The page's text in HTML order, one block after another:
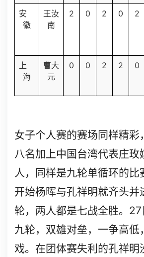
安
徽
王汝
南
2 0 2 0 2
上
海
曹大
元
0 0 2 2 0
女子个人赛的赛场同样精彩
八名加上中国台湾代表庄玫
人，同样是九轮单循环的比
开始杨晖与孔祥明就齐头并
轮，两人都是七战全胜。 27
九轮，双雄对垒，一争高低
戏。在团体赛失利的孔祥明